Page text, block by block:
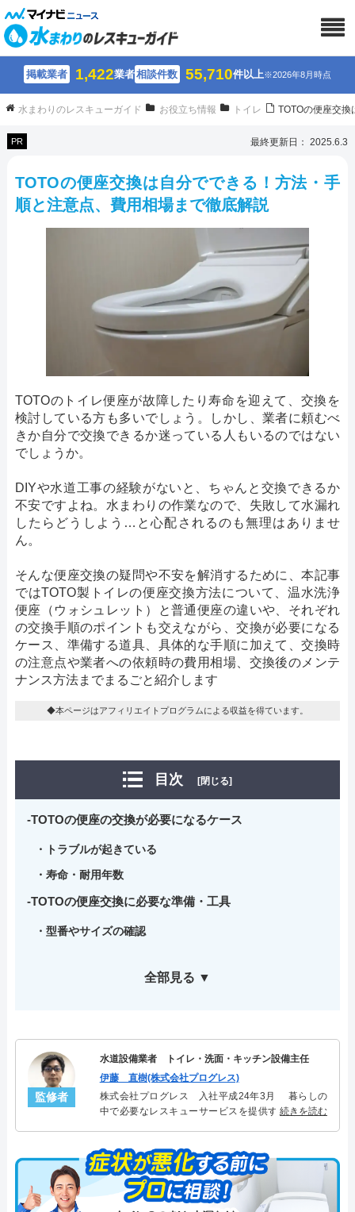
掲載業者 1,422業者相談件数 55,710件以上※2026年8月時点
水まわりのレスキューガイド お役立ち情報 トイレ TOTOの便座交
PR 最終更新日： 2025.6.3
TOTOの便座交換は自分でできる！方法・手
順と注意点、費用相場まで徹底解説
TOTOのトイレ便座が故障したり寿命を迎えて、交換を
検討している方も多いでしょう。しかし、業者に頼むべ
きか自分で交換できるか迷っている人もいるのではない
でしょうか。
DIYや水道工事の経験がないと、ちゃんと交換できるか
不安ですよね。水まわりの作業なので、失敗して水漏れ
したらどうしよう…と心配されるのも無理はありませ
ん。
そんな便座交換の疑問や不安を解消するために、本記事
ではTOTO製トイレの便座交換方法について、温水洗浄
便座（ウォシュレット）と普通便座の違いや、それぞれ
の交換手順のポイントも交えながら、交換が必要になる
ケース、準備する道具、具体的な手順に加えて、交換時
の注意点や業者への依頼時の費用相場、交換後のメンテ
ナンス方法までまるごと紹介します
◆本ページはアフィリエイトプログラムによる収益を得ています。
目次 [閉じる]
TOTOの便座の交換が必要になるケース
トラブルが起きている
寿命・耐用年数
TOTOの便座交換に必要な準備・工具
型番やサイズの確認
全部見る ▼
監修者
水道設備業者 トイレ・洗面・キッチン設備主任
伊藤 直樹(株式会社プログレス)
株式会社プログレス 入社平成24年3月 暮らしの
中で必要なレスキューサービスを提供する株式会社
トイレ・洗面・キッチン関連のトラブルを解決。多
くのお客様に信頼される「トイレ・洗面・キッチ
ン」のスペシャリスト。
続きを読む